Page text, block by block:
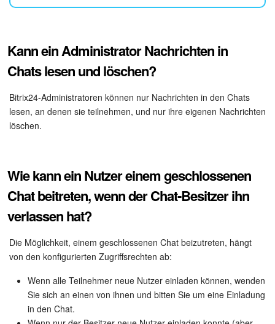
Elektronische Unterschrift für HR
Bestandsverwaltung
Contact Center
Vertriebsstelle
CRM-Analytik
BI-Builder
Automatisierung
Workflows
Kann ein Administrator Nachrichten in
Chats lesen und löschen?
Bitrix24-Administratoren können nur Nachrichten in den Chats
lesen, an denen sie teilnehmen, und nur ihre eigenen Nachrichten
löschen.
Wie kann ein Nutzer einem geschlossenen
Chat beitreten, wenn der Chat-Besitzer ihn
verlassen hat?
Die Möglichkeit, einem geschlossenen Chat beizutreten, hängt
von den konfigurierten Zugriffsrechten ab:
Wenn alle Teilnehmer neue Nutzer einladen können, wenden
Sie sich an einen von ihnen und bitten Sie um eine Einladung
in den Chat.